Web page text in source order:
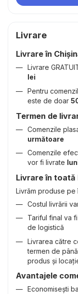
Livrare
Livrare în
Livrare
lei
Pentru
este de doar
Termen de
Comenzile
următoare
Comenzile
vor fi livrate
Livrare în toată
Livrăm produse pe
Costul livrării
Tariful final va
de logistică
Livrarea către
termen de
produs și
Avantajele
Economisești